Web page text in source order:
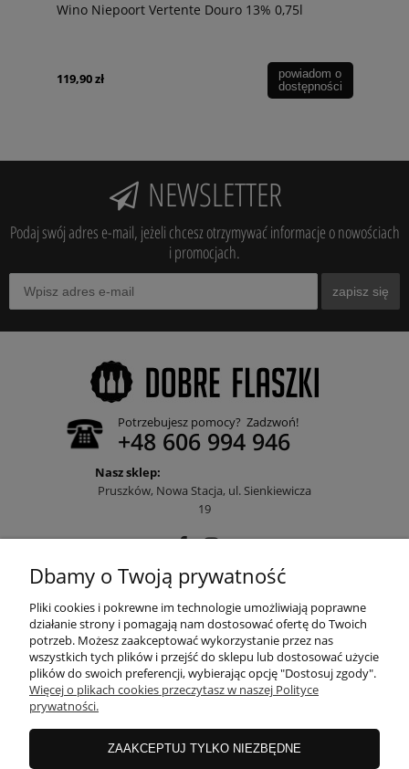
Wino Niepoort Vertente Douro 13% 0,75l
119,90 zł
powiadom o
dostępności
NEWSLETTER
Podaj swój adres e-mail, jeżeli chcesz otrzymywać informacje o nowościach
i promocjach.
zapisz się
Potrzebujesz pomocy? Zadzwoń!
+48 606 994 946
Nasz sklep:
Pruszków, Nowa Stacja, ul. Sienkiewicza
19
POMOC
MOJE KONTO
PŁATNOŚCI I DOSTAWA
Dbamy o Twoją prywatność
Pliki cookies i pokrewne im technologie umożliwiają poprawne
działanie strony i pomagają nam dostosować ofertę do Twoich
potrzeb. Możesz zaakceptować wykorzystanie przez nas
wszystkich tych plików i przejść do sklepu lub dostosować użycie
plików do swoich preferencji, wybierając opcję "Dostosuj zgody".
Więcej o plikach cookies przeczytasz w naszej Polityce
prywatności.
ZAAKCEPTUJ TYLKO NIEZBĘDNE